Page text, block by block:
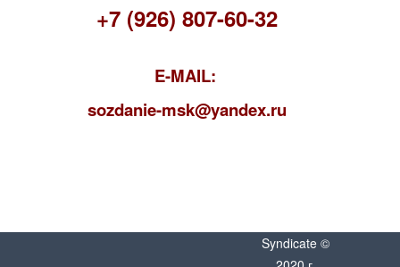
+7 (926) 807-60-32
E-MAIL:
sozdanie-msk@yandex.ru
Syndicate ©